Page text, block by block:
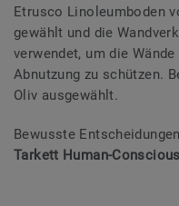
Etrusco Linoleumboden
gewählt und die
verwendet, um die
Abnutzung zu schützen.
Oliv ausgewählt.
Bewusste
Tarkett Human-